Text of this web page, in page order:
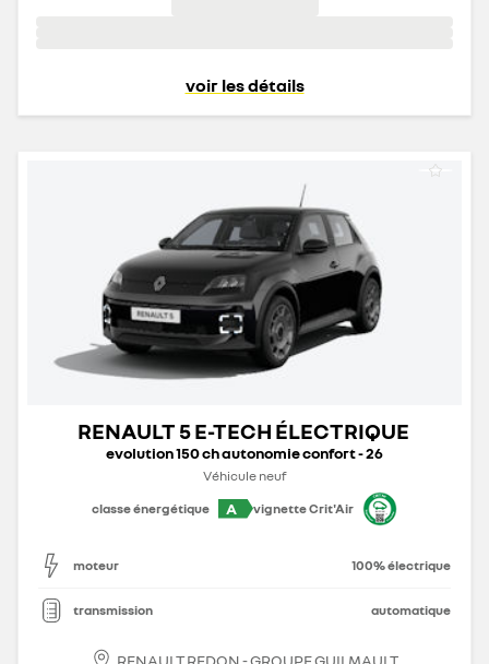
voir les détails
RENAULT 5 E-TECH ÉLECTRIQUE
evolution 150 ch autonomie confort - 26
Véhicule neuf
classe énergétique
A vignette Crit'Air
moteur 100% électrique
transmission automatique
RENAULT REDON - GROUPE GUILMAULT